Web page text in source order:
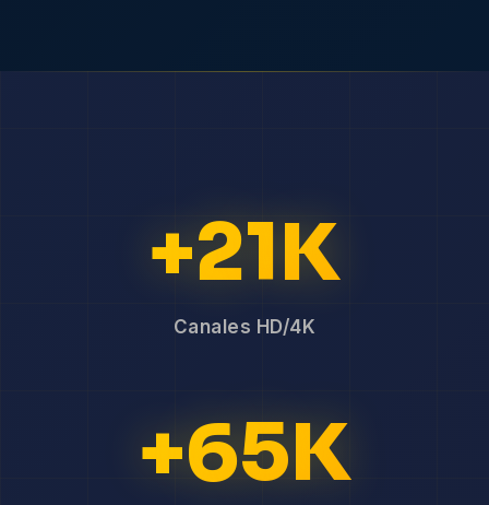
+21K
Canales HD/4K
+65K